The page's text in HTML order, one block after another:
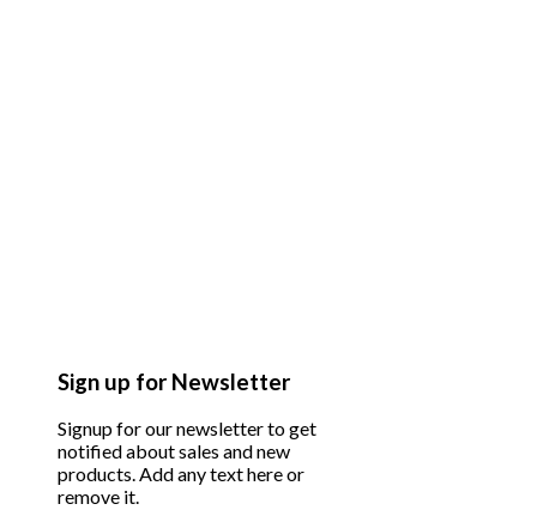
Sign up for Newsletter
Signup for our newsletter to get
notified about sales and new
products. Add any text here or
remove it.